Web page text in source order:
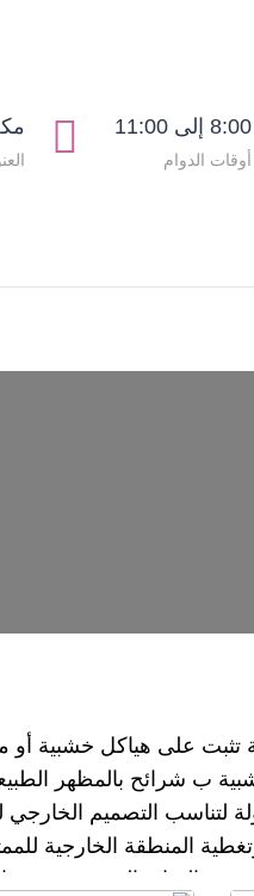
8:00 إلى 11:00
أوقات الدوام
على هياكل خشبية أو
ب شرائح بالمظهر
لتناسب التصميم الخارجي
المنطقة الخارجية
الساتر الخشبي ب